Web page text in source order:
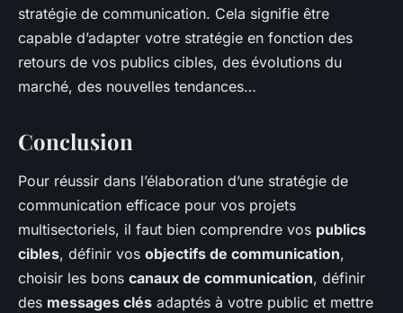
stratégie de communication. Cela signifie être
capable d’adapter votre stratégie en fonction des
retours de vos publics cibles, des évolutions du
marché, des nouvelles tendances…
Conclusion
Pour réussir dans l’élaboration d’une stratégie de
communication efficace pour vos projets
multisectoriels, il faut bien comprendre vos publics
cibles, définir vos objectifs de communication,
choisir les bons canaux de communication, définir
des messages clés adaptés à votre public et mettre